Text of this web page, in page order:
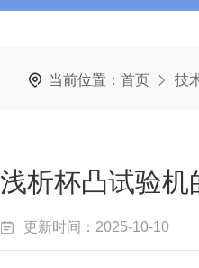
当前位置： 首页 技
浅析杯凸试验机
更新时间：2025-10-10